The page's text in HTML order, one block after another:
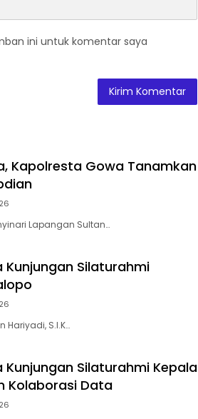
ini untuk komentar saya
Kapolresta Gowa Tanamkan
Lapangan Sultan…
Kunjungan Silaturahmi
Hariyadi, S.I.K…
Silaturahmi Kepala
Kolaborasi Data